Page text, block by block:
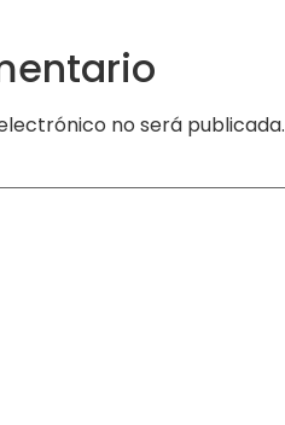
no será publicada.